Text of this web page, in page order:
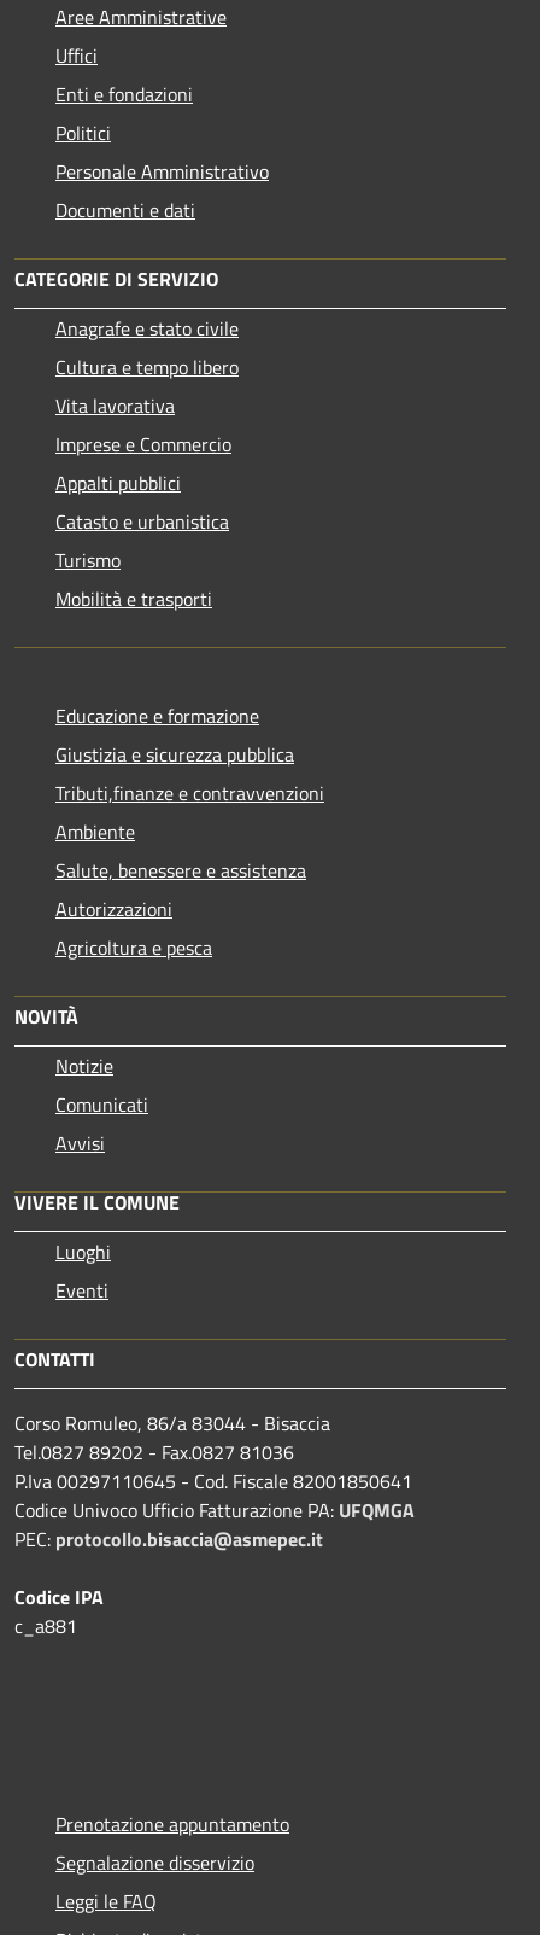
Aree Amministrative
Uffici
Enti e fondazioni
Politici
Personale Amministrativo
Documenti e dati
CATEGORIE DI SERVIZIO
Anagrafe e stato civile
Cultura e tempo libero
Vita lavorativa
Imprese e Commercio
Appalti pubblici
Catasto e urbanistica
Turismo
Mobilità e trasporti
Educazione e formazione
Giustizia e sicurezza pubblica
Tributi,finanze e contravvenzioni
Ambiente
Salute, benessere e assistenza
Autorizzazioni
Agricoltura e pesca
NOVITÀ
Notizie
Comunicati
Avvisi
VIVERE IL COMUNE
Luoghi
Eventi
CONTATTI
Corso Romuleo, 86/a 83044 - Bisaccia
Tel.0827 89202 - Fax.0827 81036
P.Iva 00297110645 - Cod. Fiscale 82001850641
Codice Univoco Ufficio Fatturazione PA: UFQMGA
PEC: protocollo.bisaccia@asmepec.it
Codice IPA
c_a881
Prenotazione appuntamento
Segnalazione disservizio
Leggi le FAQ